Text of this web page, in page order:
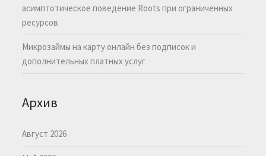
асимптотическое поведение Roots при ограниченных
ресурсов
Микрозаймы на карту онлайн без подписок и
дополнительных платных услуг
Архив
Август 2026